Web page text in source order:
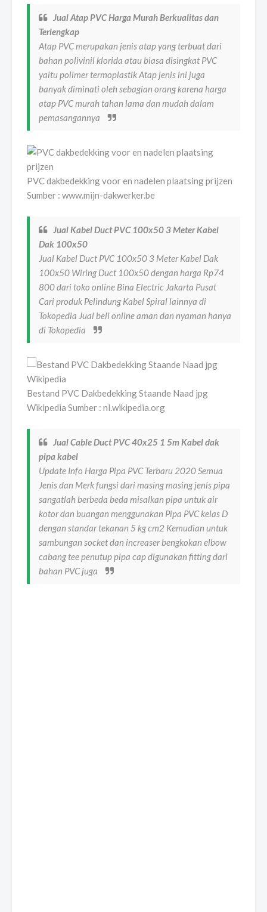
Jual Atap PVC Harga Murah Berkualitas dan
Terlengkap
Atap PVC merupakan jenis atap yang terbuat dari
bahan polivinil klorida atau biasa disingkat PVC
yaitu polimer termoplastik Atap jenis ini juga
banyak diminati oleh sebagian orang karena harga
atap PVC murah tahan lama dan mudah dalam
pemasangannya
PVC dakbedekking voor en nadelen plaatsing prijzen
Sumber : www.mijn-dakwerker.be
Jual Kabel Duct PVC 100x50 3 Meter Kabel
Dak 100x50
Jual Kabel Duct PVC 100x50 3 Meter Kabel Dak
100x50 Wiring Duct 100x50 dengan harga Rp74
800 dari toko online Bina Electric Jakarta Pusat
Cari produk Pelindung Kabel Spiral lainnya di
Tokopedia Jual beli online aman dan nyaman hanya
di Tokopedia
Bestand PVC Dakbedekking Staande Naad jpg
Wikipedia Sumber : nl.wikipedia.org
Jual Cable Duct PVC 40x25 1 5m Kabel dak
pipa kabel
Update Info Harga Pipa PVC Terbaru 2020 Semua
Jenis dan Merk fungsi dari masing masing jenis pipa
sangatlah berbeda beda misalkan pipa untuk air
kotor dan buangan menggunakan Pipa PVC kelas D
dengan standar tekanan 5 kg cm2 Kemudian untuk
sambungan socket dan increaser bengkokan elbow
cabang tee penutup pipa cap digunakan fitting dari
bahan PVC juga